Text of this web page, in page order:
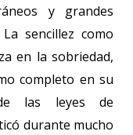
y grandes
sencillez como
en la sobriedad,
completo en su
las leyes de
durante mucho